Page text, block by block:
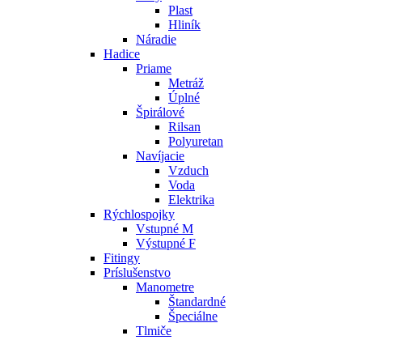
Plast
Hliník
Náradie
Hadice
Priame
Metráž
Úplné
Špirálové
Rilsan
Polyuretan
Navíjacie
Vzduch
Voda
Elektrika
Rýchlospojky
Vstupné M
Výstupné F
Fitingy
Príslušenstvo
Manometre
Štandardné
Špeciálne
Tlmiče